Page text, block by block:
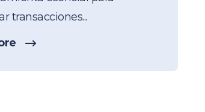
transacciones...